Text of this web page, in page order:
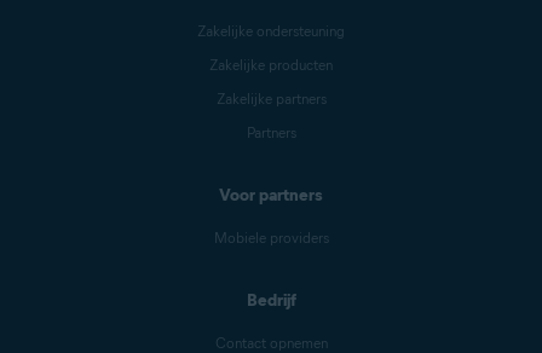
Zakelijke ondersteuning
Zakelijke producten
Zakelijke partners
Partners
Voor partners
Mobiele providers
Bedrijf
Contact opnemen